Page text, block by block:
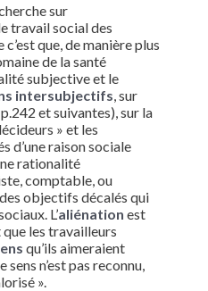
sur
travail social des
que, de manière plus
de la santé
subjective et le
intersubjectifs , sur
et suivantes), sur la
» et les
d’une raison sociale
rationalité
comptable, ou
objectifs décalés qui
L’aliénation est
les travailleurs
qu’ils aimeraient
n’est pas reconnu,
».